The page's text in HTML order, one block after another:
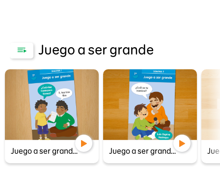
Juego a ser grande
Juego a ser grande 1 Juego a ser grande 2